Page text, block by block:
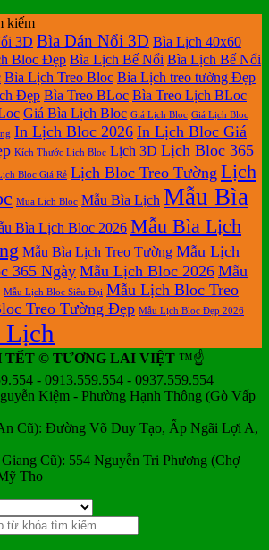
kiếm
3D Bìa Dán Nổi 3D Bìa Lịch 40x60
Bloc Đẹp Bìa Lịch Bế Nổi Bìa Lịch Bế Nổi
Bìa Lịch Treo Bloc Bìa Lịch treo tường Đẹp
Đẹp Bìa Treo BLoc Bìa Treo Lịch BLoc
Giá Bìa Lịch Bloc Giá Lịch Bloc Giá Lịch Bloc
In Lịch Bloc 2026 In Lịch Bloc Giá
Kích Thước Lịch Bloc Lịch 3D Lịch Bloc 365
Bloc Giá Rẻ Lịch Bloc Treo Tường Lịch
Mua Lich Bloc Mẫu Bìa Lịch Mẫu Bìa
Bìa Lịch Bloc 2026 Mẫu Bìa Lịch
Mẫu Bìa Lịch Treo Tường Mẫu Lịch
365 Ngày Mẫu Lịch Bloc 2026 Mẫu
Mẫu Lịch Bloc Siêu Đại Mẫu Lịch Bloc Treo
Treo Tường Đẹp Mẫu Lịch Bloc Đẹp 2026
Lịch
TẾT © TƯƠNG LAI VIỆT ™☝️
- 0913.559.554 - 0937.559.554
Kiệm - Phường Hạnh Thông (Gò Vấp
Cũ): Đường Võ Duy Tạo, Ấp Ngãi Lợi A,
Cũ): 554 Nguyễn Tri Phương (Chợ
Tho